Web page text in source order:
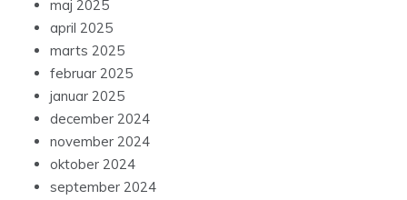
maj 2025
april 2025
marts 2025
februar 2025
januar 2025
december 2024
november 2024
oktober 2024
september 2024